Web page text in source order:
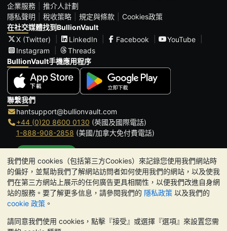
我們使用 cookies（包括第三方Cookies）來記錄您使用我們網站時
的偏好，並幫助我們了解網站訪問者如何使用我們的網站，以及使我
們在第三方網站上展示的任何廣告更具相關性，以便我們改進自身網
站的服務。要了解更多信息，請參閱我們的 隱私政策 以及我們的
cookie 政策 。
請同意我們使用 cookies，點擊『接受』或選擇『選項』來設置您需
企業服務
推介人計劃
隱私聲明
稅收策略 規定與條款
Cookies政策
在社交媒體找到BullionVault
X (Twitter)
LinkedIn Facebook
YouTube
Instagram
Threads
BullionVault手機應用程序
聯繫我們
hantsupport@bullionvault.com
+44 (0)20 8600 0130 (英國及國際電話)
1-888-908-2858 (美國/加拿大免付費電話)
辦公時間:
9am to 8:30pm (英國時間), 周一至周五
Galmarley Ltd T/A BullionVault
3 Shortlands (7th Floor)
London